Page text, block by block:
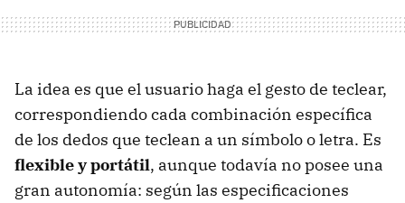
La idea es que el usuario haga el gesto de teclear,
correspondiendo cada combinación específica
de los dedos que teclean a un símbolo o letra. Es
flexible y portátil, aunque todavía no posee una
gran autonomía: según las especificaciones